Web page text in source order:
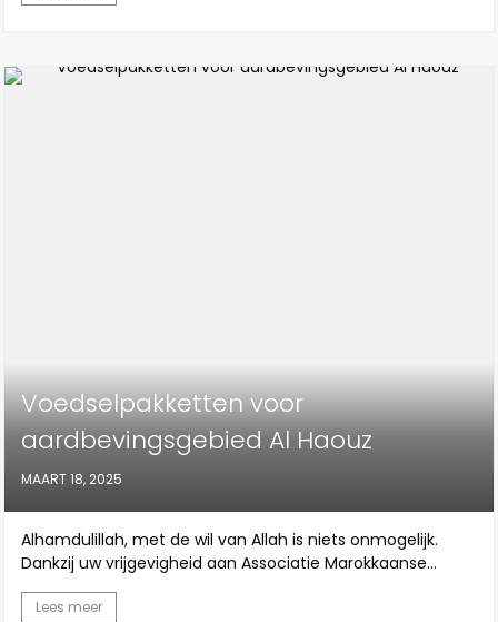
Voedselpakketten voor
aardbevingsgebied Al Haouz
MAART 18, 2025
Alhamdulillah, met de wil van Allah is niets onmogelijk.
Dankzij uw vrijgevigheid aan Associatie Marokkaanse...
Lees meer